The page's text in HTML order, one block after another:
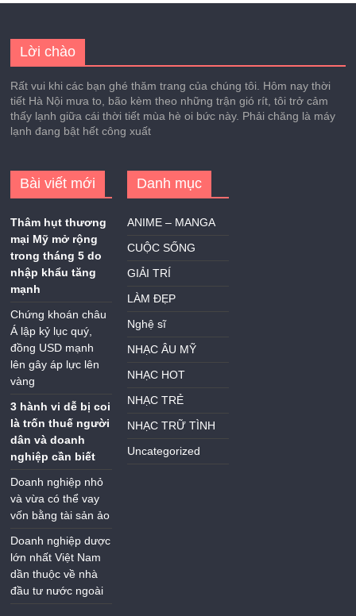
Lời chào
Rất vui khi các bạn ghé thăm trang của chúng tôi. Hôm nay thời
tiết Hà Nội mưa to, bão kèm theo những trận gió rít, tôi trở cảm
thấy lạnh giữa cái thời tiết mùa hè oi bức này. Phải chăng là máy
lạnh đang bật hết công xuất
Bài viết mới
Thâm hụt thương
mại Mỹ mở rộng
trong tháng 5 do
nhập khẩu tăng
mạnh
Chứng khoán châu
Á lập kỷ lục quý,
đồng USD mạnh
lên gây áp lực lên
vàng
3 hành vi dễ bị coi
là trốn thuế người
dân và doanh
nghiệp cần biết
Doanh nghiệp nhỏ
và vừa có thể vay
vốn bằng tài sản ảo
Doanh nghiệp dược
lớn nhất Việt Nam
dần thuộc về nhà
đầu tư nước ngoài
Danh mục
ANIME – MANGA
CUỘC SỐNG
GIẢI TRÍ
LÀM ĐẸP
Nghệ sĩ
NHẠC ÂU MỸ
NHẠC HOT
NHẠC TRẺ
NHẠC TRỮ TÌNH
Uncategorized